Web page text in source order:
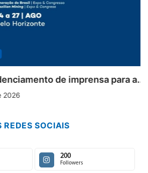
de imprensa para a...
REDES SOCIAIS
200
Followers